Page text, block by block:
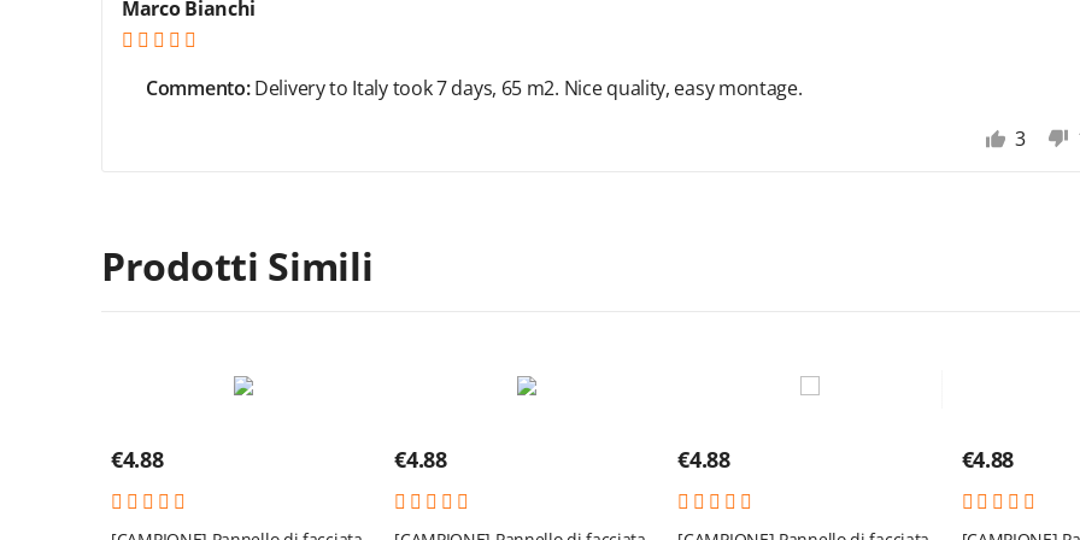
Marco Bianchi
Commento:Delivery to Italy took 7 days, 65 m2. Nice quality, easy montage.
3
Prodotti Simili
€4.88 €4.88 €4.88 €4.88